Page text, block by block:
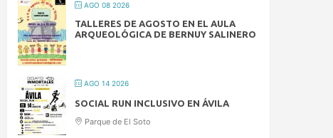
AGO 08 2026
TALLERES DE AGOSTO EN EL AULA
ARQUEOLÓGICA DE BERNUY SALINERO
AGO 14 2026
SOCIAL RUN INCLUSIVO EN ÁVILA
Parque de El Soto